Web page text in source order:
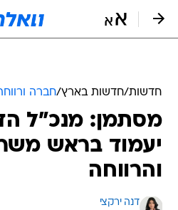
חדשות/חדשות בארץ/חברה
מסתמן: מנכ"ל
יעמוד בראש
והרווחה
דנה ירקצי